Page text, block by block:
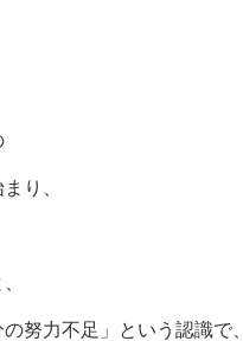
り、
の努力不足」という認識で、